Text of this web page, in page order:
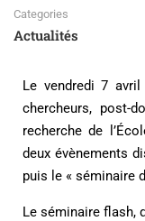
Categories
Actualités
Le vendredi 7
chercheurs, post-
recherche de
deux évènements
puis le « séminaire
Le séminaire flash,